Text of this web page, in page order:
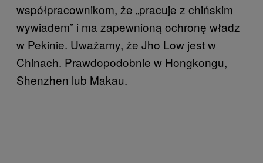
współpracownikom, że „pracuje z chińskim
wywiadem” i ma zapewnioną ochronę władz
w Pekinie. Uważamy, że Jho Low jest w
Chinach. Prawdopodobnie w Hongkongu,
Shenzhen lub Makau.